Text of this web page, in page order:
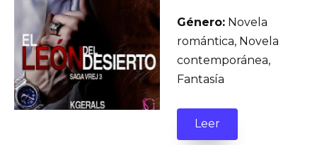
Género: Novela
romántica, Novela
contemporánea,
Fantasía
Leer